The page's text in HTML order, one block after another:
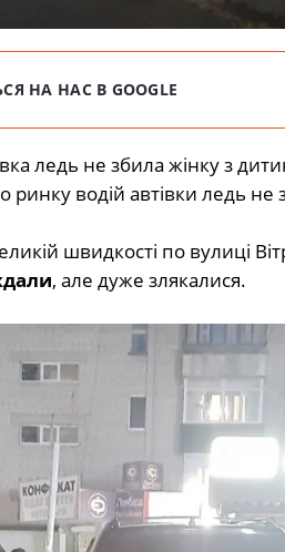
НА НАС В GOOGLE
ледь не збила жінку з
ринку водій автівки ледь
швидкості по вулиці
, але дуже злякалися.